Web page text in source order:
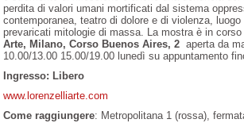
perdita di valori umani mortificati dal sistema
contemporanea, teatro di dolore e di violenza,
prevaricati mitologie di massa. La mostra è in corso
Arte, Milano, Corso Buenos Aires, 2aperta da
10.00/13.00 15.00/19.00 lunedì su appuntamento
Ingresso: Libero
www.lorenzelliarte.com
Come raggiungere: Metropolitana 1 (rossa),